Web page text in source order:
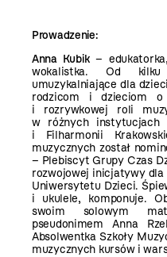
Prowadzenie:
Anna Kubik–
wokalistka. Od
umuzykalniające dla
rodzicom i dzieciom o
i rozrywkowej roli
w różnych
i Filharmonii
muzycznych został
– Plebiscyt Grupy Czas
rozwojowej inicjatywy dla
Uniwersytetu Dzieci.
i ukulele, komponuje.
swoim solowym
pseudonimem Anna
Absolwentka Szkoły
muzycznych kursów i